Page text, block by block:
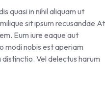
quasi in nihil aliquam ut
sit ipsum recusandae At
Eum iure eaque aut
modi nobis est aperiam
Vel delectus harum